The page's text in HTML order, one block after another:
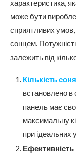
характеристика,
може бути
сприятливих
сонцем.
залежить від
Кількість
встановлено в
панель має
максимальну
при ідеальних